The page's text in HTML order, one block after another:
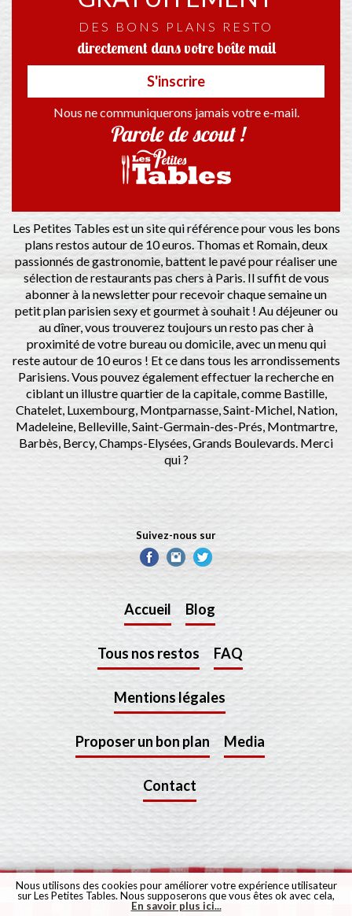
DES BONS PLANS RESTO
directement dans votre boîte mail
S'inscrire
Nous ne communiquerons jamais votre e-mail.
Parole de scout !
Les Petites Tables est un site qui référence pour vous les bons
plans restos autour de 10 euros. Thomas et Romain, deux
passionnés de gastronomie, battent le pavé pour réaliser une
sélection de restaurants pas chers à Paris. Il suffit de vous
abonner à la newsletter pour recevoir chaque semaine un
petit plan parisien sexy et gourmet à souhait ! Au déjeuner ou
au dîner, vous trouverez toujours un resto pas cher à
proximité de votre bureau ou domicile, avec un menu qui
reste autour de 10 euros ! Et ce dans tous les arrondissements
Parisiens. Vous pouvez également effectuer la recherche en
ciblant un illustre quartier de la capitale, comme Bastille,
Chatelet, Luxembourg, Montparnasse, Saint-Michel, Nation,
Madeleine, Belleville, Saint-Germain-des-Prés, Montmartre,
Barbès, Bercy, Champs-Elysées, Grands Boulevards. Merci
qui ?
Suivez-nous sur
Accueil Blog
Tous nos restos FAQ
Mentions légales
Proposer un bon plan Media
Contact
Nous utilisons des cookies pour améliorer votre expérience utilisateur
sur Les Petites Tables. Nous supposerons que vous êtes ok avec cela,
En savoir plus ici...